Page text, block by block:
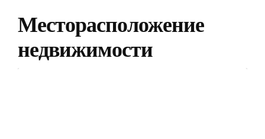
Месторасположение
недвижимости